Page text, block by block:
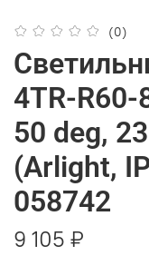
(0)
4TR-R60-
50 deg,
(Arlight,
058742
9 105 ₽